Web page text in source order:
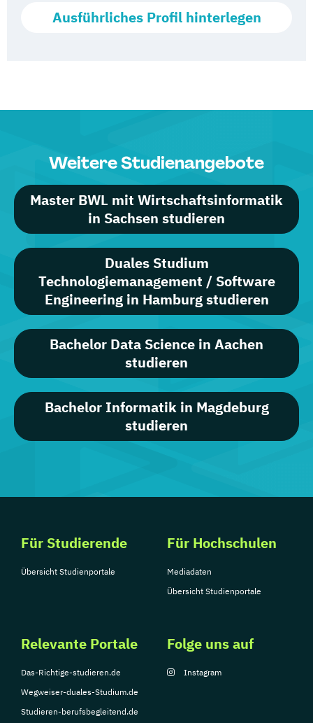
Ausführliches Profil hinterlegen
Weitere Studienangebote
Master BWL mit Wirtschaftsinformatik
in Sachsen studieren
Duales Studium
Technologiemanagement / Software
Engineering in Hamburg studieren
Bachelor Data Science in Aachen
studieren
Bachelor Informatik in Magdeburg
studieren
Für Studierende
Übersicht Studienportale
Für Hochschulen
Mediadaten
Übersicht Studienportale
Relevante Portale
Das-Richtige-studieren.de
Wegweiser-duales-Studium.de
Studieren-berufsbegleitend.de
Folge uns auf
Instagram